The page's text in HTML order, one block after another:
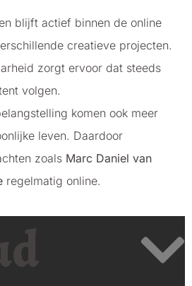
blijft actief binnen de online
creatieve projecten.
zorgt ervoor dat steeds
volgen.
komen ook meer
leven. Daardoor
zoals Marc Daniel van
regelmatig online.